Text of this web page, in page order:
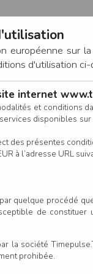
européenne sur
d'utilisation
internet
et conditions
disponibles
des présentes
à l’adresse URL
quelque procédé
de
la société
prohibée.